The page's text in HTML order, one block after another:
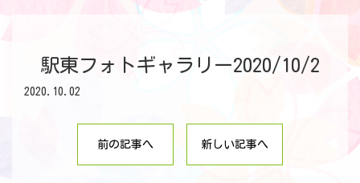
駅東フォトギャラリー2020/10/2
2020.10.02
前の記事へ 新しい記事へ